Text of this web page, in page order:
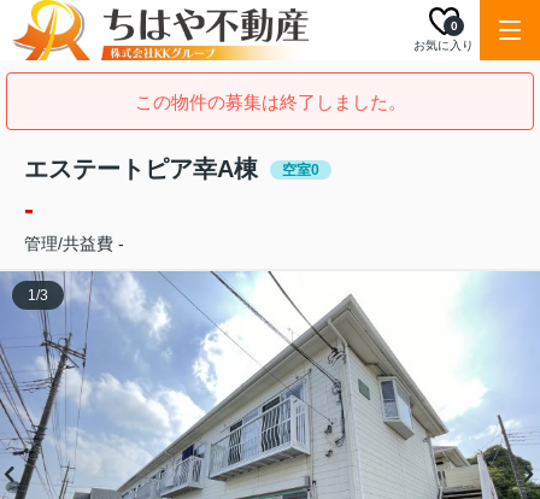
お気に入り
0
この物件の募集は終了しました。
エステートピア幸A棟 空室0
-
管理/共益費 -
1/3